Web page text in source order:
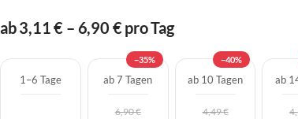
ab 3,11 € – 6,90 € pro Tag
1–6 Tage
−35%
ab 7 Tagen
6,90 €
−40%
ab 10 Tagen
4,49 €
ab